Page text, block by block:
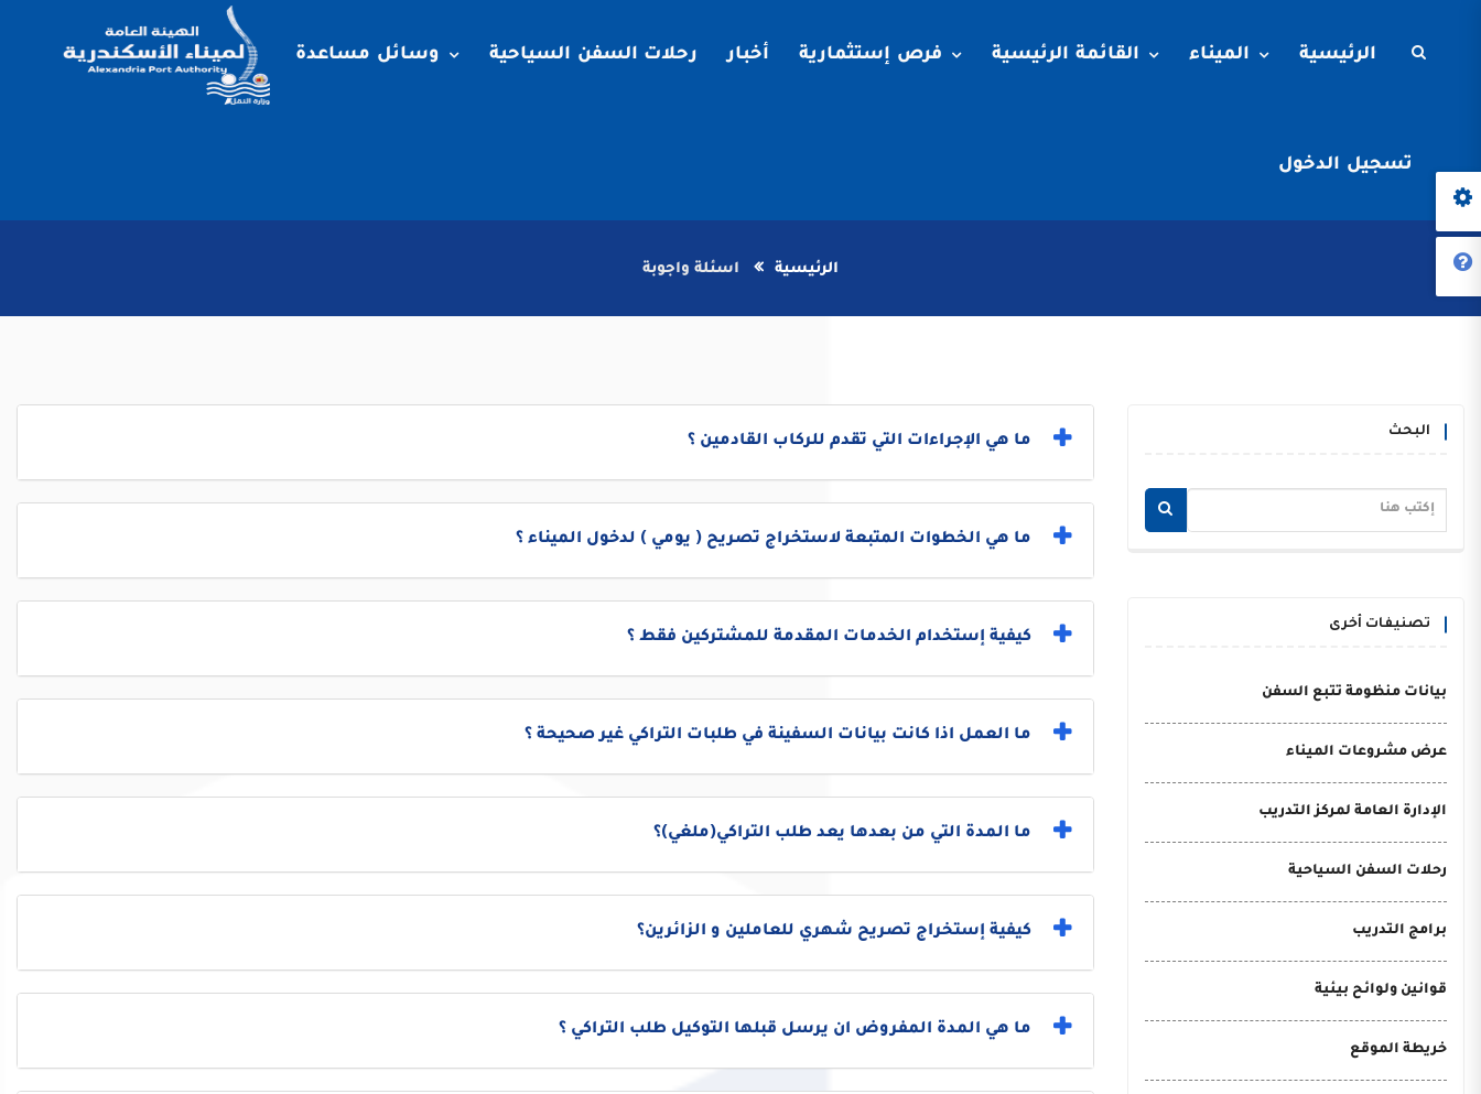
الرئيسية الميناء القائمة الرئيسية فرص إستثمارية أخبار رحلات السفن السياحية وسائل مساعدة
تسجيل الدخول
الرئيسية اسئلة واجوبة
البحث
تصنيفات أخرى
بيانات منظومة تتبع السفن
عرض مشروعات الميناء
الإدارة العامة لمركز التدريب
رحلات السفن السياحية
برامج التدريب
قوانين ولوائح بيئية
خريطة الموقع
ما هي الإجراءات التي تقدم للركاب القادمين ؟
ما هي الخطوات المتبعة لاستخراج تصريح ( يومي ) لدخول الميناء ؟
كيفية إستخدام الخدمات المقدمة للمشتركين فقط ؟
ما العمل اذا كانت بيانات السفينة في طلبات التراكي غير صحيحة ؟
ما المدة التي من بعدها يعد طلب التراكي(ملغي)؟
كيفية إستخراج تصريح شهري للعاملين و الزائرين؟
ما هي المدة المفروض ان يرسل قبلها التوكيل طلب التراكي ؟